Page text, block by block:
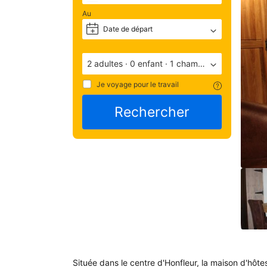
Au
+ Date de départ
2 adultes · 0 enfant · 1 chambre
Je voyage pour le travail
Rechercher
—
une
de
369
par
les
leur
Située dans le centre d'Honfleur, la maison